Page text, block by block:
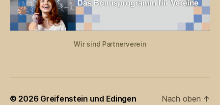
Wir sind Partnerverein
© 2026 Greifenstein und Edingen Nach oben ↑